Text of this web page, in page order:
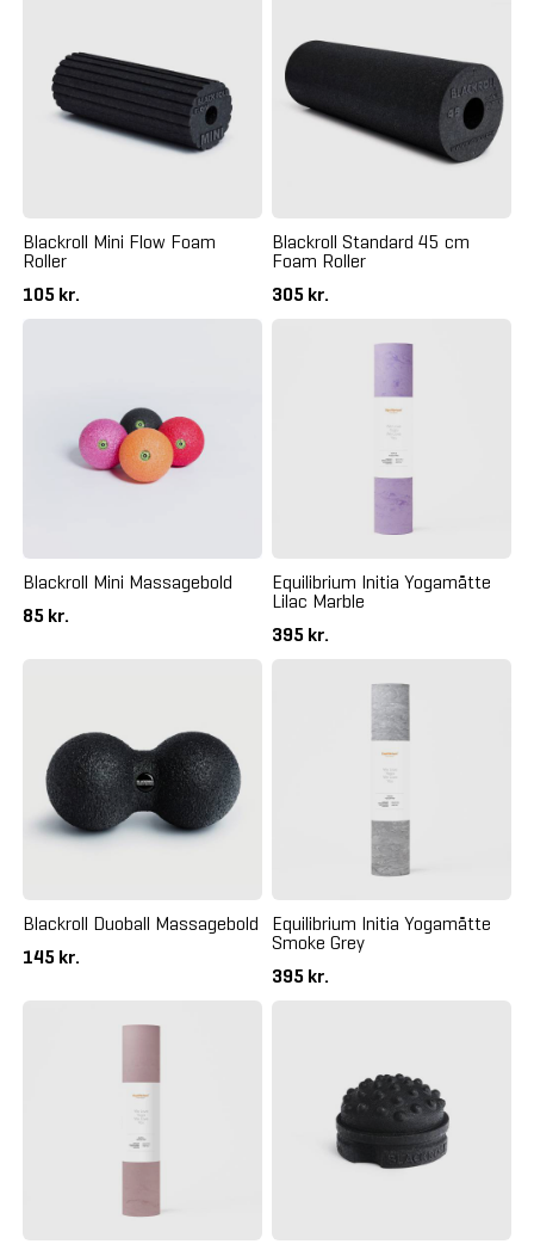
Blackroll Mini Flow Foam
Roller
105 kr.
Blackroll Standard 45 cm
Foam Roller
305 kr.
Blackroll Mini Massagebold
85 kr.
Equilibrium Initia Yogamåtte
Lilac Marble
395 kr.
Blackroll Duoball Massagebold
145 kr.
Equilibrium Initia Yogamåtte
Smoke Grey
395 kr.